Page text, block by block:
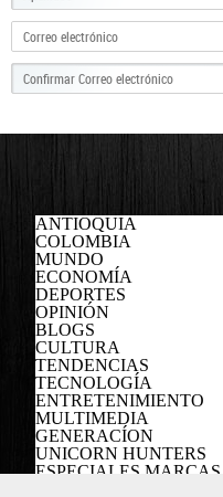
ANTIOQUIA
COLOMBIA
MUNDO
ECONOMÍA
DEPORTES
OPINIÓN
BLOGS
CULTURA
TENDENCIAS
TECNOLOGÍA
ENTRETENIMIENTO
MULTIMEDIA
GENERACÍON
UNICORN HUNTERS
ESPECIALES